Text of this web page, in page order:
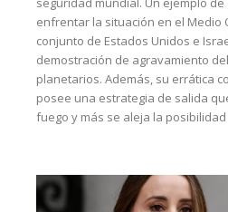
enfrentar la situación en el Medio
conjunto de Estados Unidos e
demostración de agravamiento
planetarios. Además, su errática
posee una estrategia de salida
fuego y más se aleja la